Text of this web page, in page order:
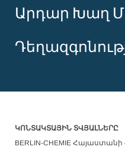
Արդար Խաղ
ԿՈՆՏԱԿՏԱՅԻՆ ՏՎՅԱԼՆԵՐԸ
BERLIN-CHEMIE